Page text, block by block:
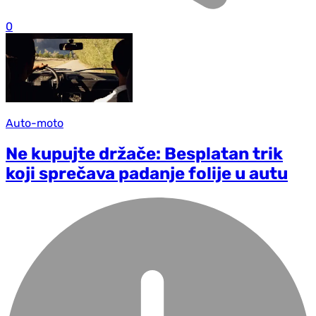
0
Auto-moto
Ne kupujte držače: Besplatan trik
koji sprečava padanje folije u autu